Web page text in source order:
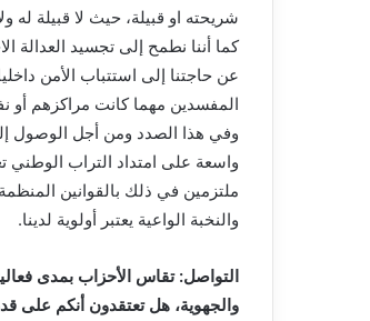
شريحته او قبيلة، حيث لا قبيلة له
كما أننا نطمح إلى تجسيد العدالة
عن حاجتنا إلى استتباب الأمن
المفسدين مهما كانت مراكزهم أو
وفي هذا الصدد ومن أجل الوصول
واسعة على امتداد التراب الوطني
ملتزمين في ذلك بالقوانين
والنخبة الواعية يعتبر أولوية لدينا.
التواصل: تقاس الأحزاب بمدى
والجهوية، هل تعتقدون أنكم على